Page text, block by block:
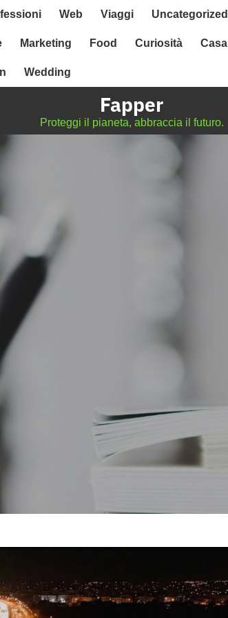
Web Viaggi Uncategorized
Marketing Food Curiosità Casa
Wedding
Fapper
Proteggi il pianeta, abbraccia il futuro.